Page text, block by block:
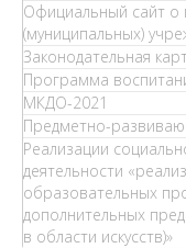
Официальный сайт о
(муниципальных)
Законодательная
Программа
МКДО-2021
Предметно-
Реализации
деятельности
образовательных
дополнительных
в области искусств)»